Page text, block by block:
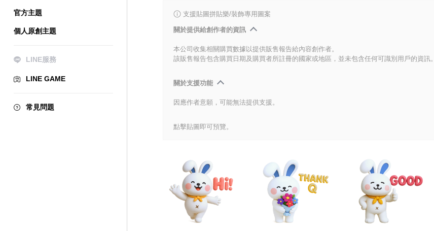
官方主題
個人原創主題
LINE服務
LINE GAME
常見問題
支援貼圖拼貼樂/裝飾專用圖案
關於提供給創作者的資訊
本公司收集相關購買數據以提供販售報告給內容創作者。
該販售報告包含購買日期及購買者所註冊的國家或地區，並未包含任何可識別用戶的資訊。
關於支援功能
因應作者意願，可能無法提供支援。
點擊貼圖即可預覽。